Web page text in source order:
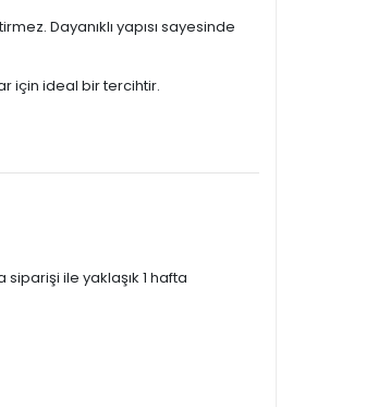
Dayanıklı yapısı sayesinde
için ideal bir tercihtir.
ile yaklaşık 1 hafta